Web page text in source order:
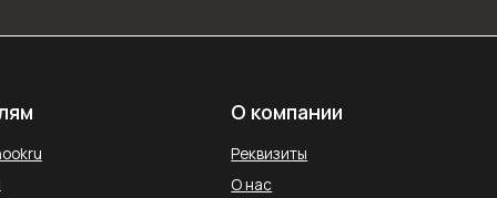
Службы доставки